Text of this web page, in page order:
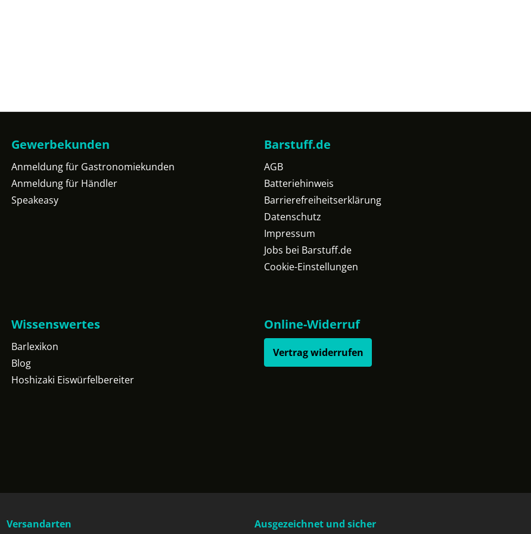
Gewerbekunden
Anmeldung für Gastronomiekunden
Anmeldung für Händler
Speakeasy
Barstuff.de
AGB
Batteriehinweis
Barrierefreiheitserklärung
Datenschutz
Impressum
Jobs bei Barstuff.de
Cookie-Einstellungen
Wissenswertes
Barlexikon
Blog
Hoshizaki Eiswürfelbereiter
Online-Widerruf
Vertrag widerrufen
Versandarten Ausgezeichnet und sicher